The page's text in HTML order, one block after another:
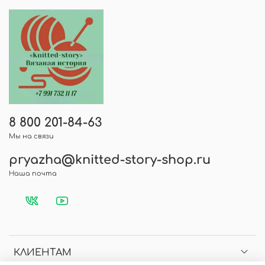
оставить отзыв, указав вашу электронную
почту.
КЛИЕНТАМ
8 800 201-84-63
Мы на связи
pryazha@knitted-story-shop.ru
Наша почта